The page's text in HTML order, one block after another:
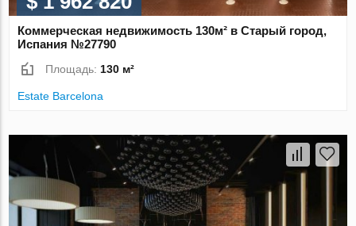
Коммерческая недвижимость 130м² в Старый город,
Испания №27790
Площадь: 130 м²
Estate Barcelona